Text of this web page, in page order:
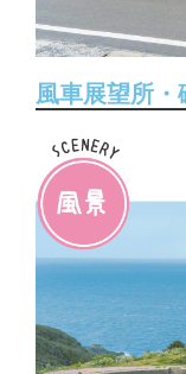
風車展望所・